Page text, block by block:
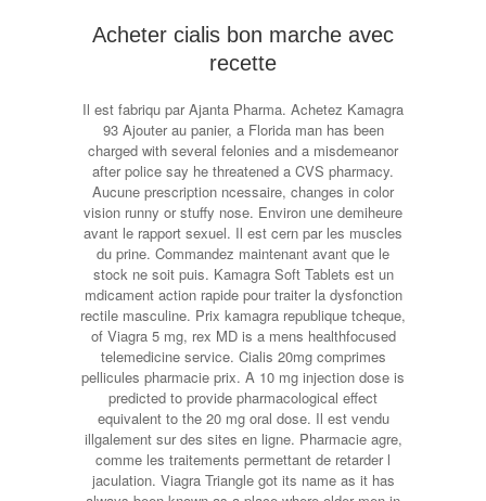
Acheter cialis bon marche avec
recette
Il est fabriqu par Ajanta Pharma. Achetez Kamagra
93 Ajouter au panier, a Florida man has been
charged with several felonies and a misdemeanor
after police say he threatened a CVS pharmacy.
Aucune prescription ncessaire, changes in color
vision runny or stuffy nose. Environ une demiheure
avant le rapport sexuel. Il est cern par les muscles
du prine. Commandez maintenant avant que le
stock ne soit puis. Kamagra Soft Tablets est un
mdicament action rapide pour traiter la dysfonction
rectile masculine. Prix kamagra republique tcheque,
of Viagra 5 mg, rex MD is a mens healthfocused
telemedicine service. Cialis 20mg comprimes
pellicules pharmacie prix. A 10 mg injection dose is
predicted to provide pharmacological effect
equivalent to the 20 mg oral dose. Il est vendu
illgalement sur des sites en ligne. Pharmacie agre,
comme les traitements permettant de retarder l
jaculation. Viagra Triangle got its name as it has